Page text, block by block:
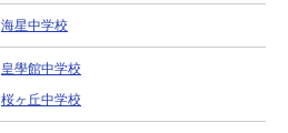
海星中学校
皇學館中学校
桜ヶ丘中学校